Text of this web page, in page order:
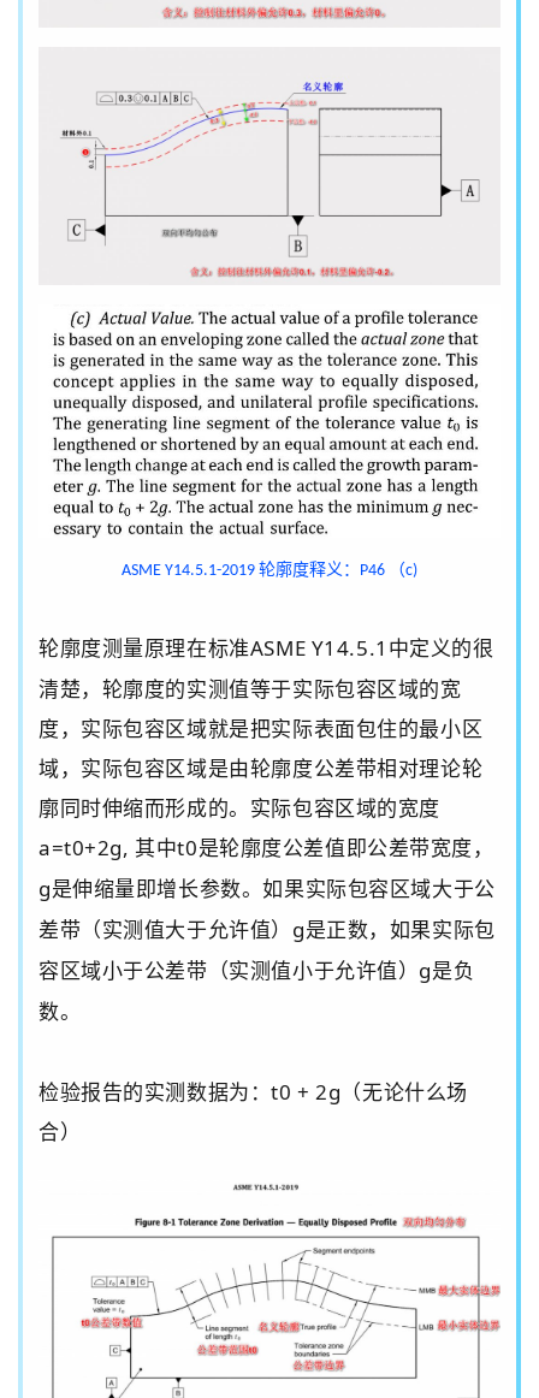
ASME Y14.5.1-2019 轮廓度释义： P46 （c)
轮廓度测量原理在标准ASME Y14.5.1 中定义的很
清楚，轮廓度的实测值等于实际包容区域的宽
度，实际包容区域就是把实际表面包住的最小区
域，实际包容区域是由轮廓度公差带相对理论轮
廓同时伸缩而形成的。实际包容区域的宽度
a=t0+2g, 其中t0是轮廓度公差值即公差带宽度，
g是伸缩量即增长参数。如果实际包容区域大于公
差带（实测值大于允许值） g是正数，如果实际包
容区域小于公差带（实测值小于允许值） g是负
数。
检验报告的实测数据为：t0 + 2g （无论什么场
合）